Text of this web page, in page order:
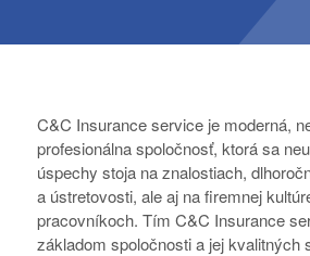
C&C Insurance service je moderná,
profesionálna spoločnosť, ktorá sa
úspechy stoja na znalostiach,
a ústretovosti, ale aj na firemnej
pracovníkoch. Tím C&C Insurance
základom spoločnosti a jej kvalitných